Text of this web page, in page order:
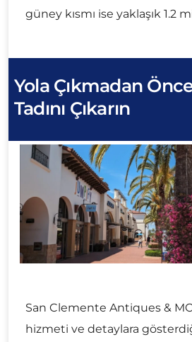
güney kısmı ise yaklaşık 1.2
Yola Çıkmadan
Tadını Çıkarın
San Clemente Antiques &
hizmeti ve detaylara